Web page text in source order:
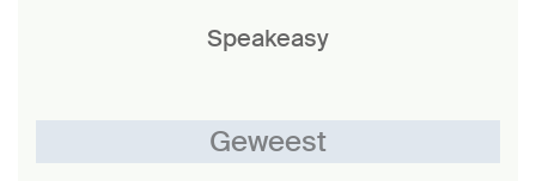
Speakeasy
Geweest